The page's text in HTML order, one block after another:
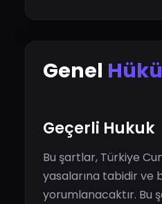
Genel
Geçerli Hukuk
Bu şartlar, Türkiye
yasalarına tabidir ve
yorumlanacaktır. Bu